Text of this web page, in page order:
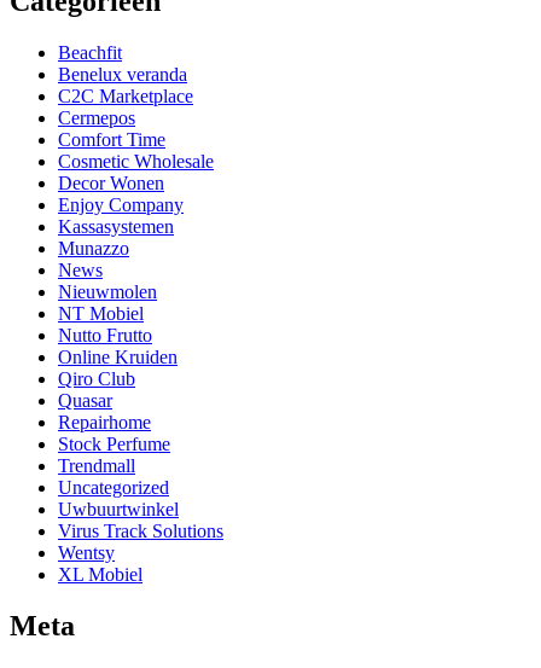
Beachfit
Benelux veranda
C2C Marketplace
Cermepos
Comfort Time
Cosmetic Wholesale
Decor Wonen
Enjoy Company
Kassasystemen
Munazzo
News
Nieuwmolen
NT Mobiel
Nutto Frutto
Online Kruiden
Qiro Club
Quasar
Repairhome
Stock Perfume
Trendmall
Uncategorized
Uwbuurtwinkel
Virus Track Solutions
Wentsy
XL Mobiel
Meta